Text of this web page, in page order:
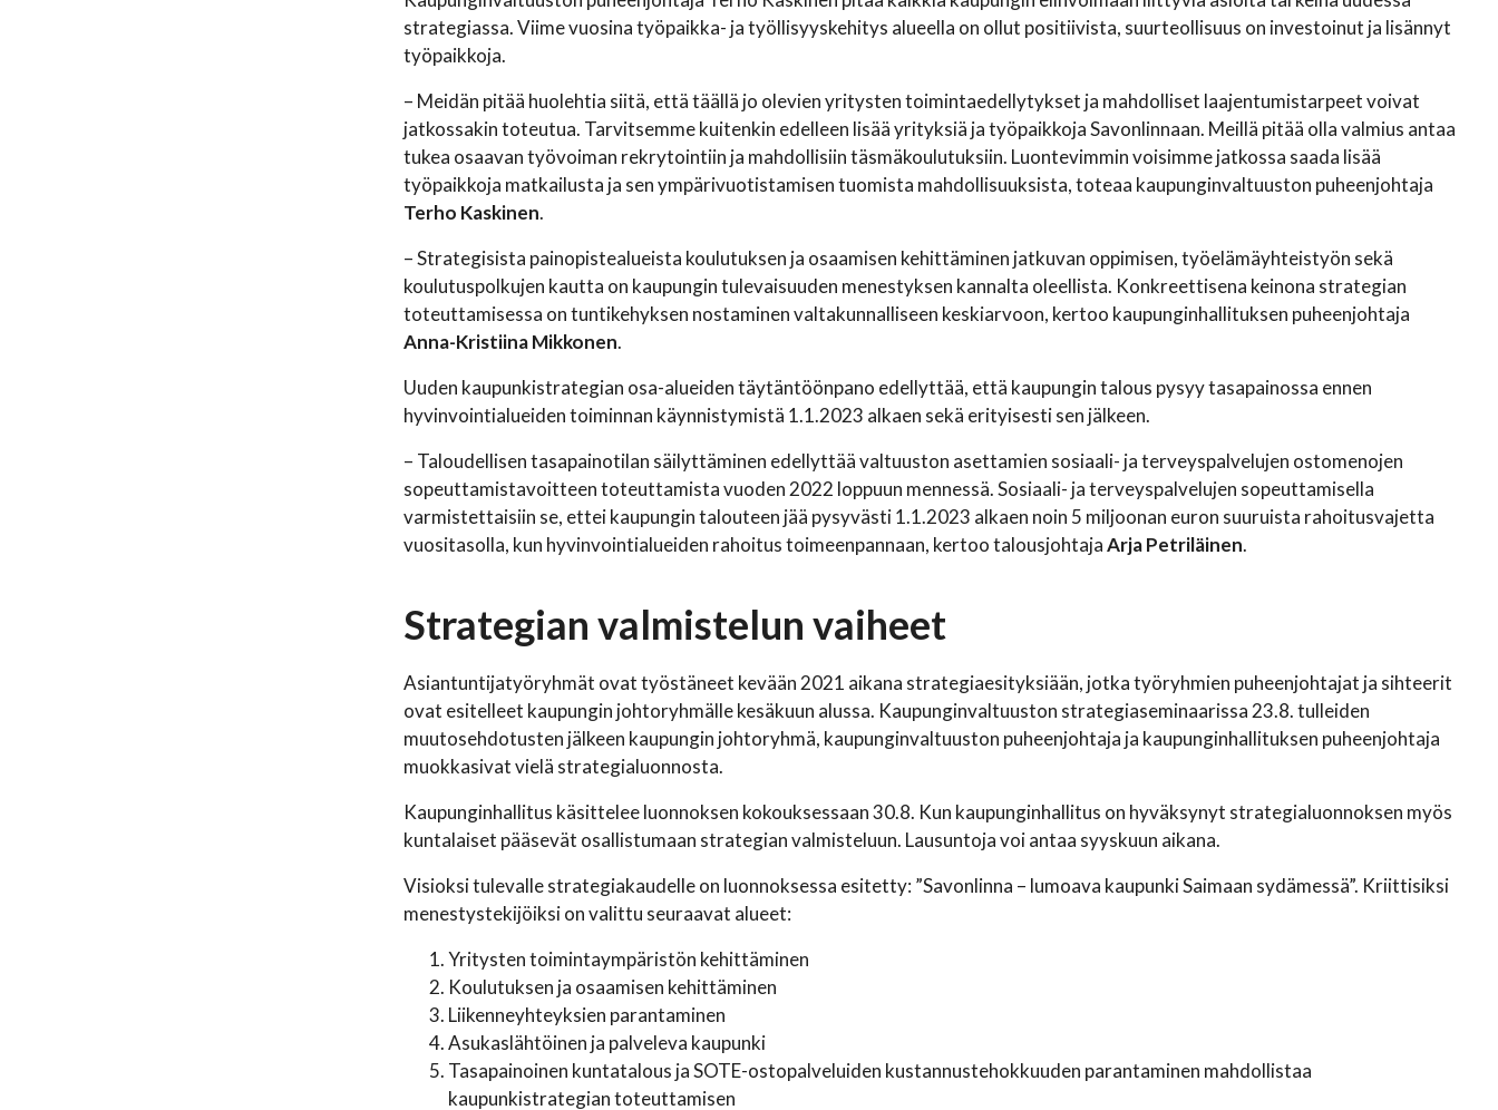
strategiassa. Viime vuosina työpaikka- ja työllisyyskehitys alueella on ollut positiivista, suurteollisuus on investoinut ja lisännyt
työpaikkoja.
– Meidän pitää huolehtia siitä, että täällä jo olevien yritysten toimintaedellytykset ja mahdolliset laajentumistarpeet voivat
jatkossakin toteutua. Tarvitsemme kuitenkin edelleen lisää yrityksiä ja työpaikkoja Savonlinnaan. Meillä pitää olla valmius antaa
tukea osaavan työvoiman rekrytointiin ja mahdollisiin täsmäkoulutuksiin. Luontevimmin voisimme jatkossa saada lisää
työpaikkoja matkailusta ja sen ympärivuotistamisen tuomista mahdollisuuksista, toteaa kaupunginvaltuuston puheenjohtaja
Terho Kaskinen.
– Strategisista painopistealueista koulutuksen ja osaamisen kehittäminen jatkuvan oppimisen, työelämäyhteistyön sekä
koulutuspolkujen kautta on kaupungin tulevaisuuden menestyksen kannalta oleellista. Konkreettisena keinona strategian
toteuttamisessa on tuntikehyksen nostaminen valtakunnalliseen keskiarvoon, kertoo kaupunginhallituksen puheenjohtaja
Anna-Kristiina Mikkonen.
Uuden kaupunkistrategian osa-alueiden täytäntöönpano edellyttää, että kaupungin talous pysyy tasapainossa ennen
hyvinvointialueiden toiminnan käynnistymistä 1.1.2023 alkaen sekä erityisesti sen jälkeen.
– Taloudellisen tasapainotilan säilyttäminen edellyttää valtuuston asettamien sosiaali- ja terveyspalvelujen ostomenojen
sopeuttamistavoitteen toteuttamista vuoden 2022 loppuun mennessä. Sosiaali- ja terveyspalvelujen sopeuttamisella
varmistettaisiin se, ettei kaupungin talouteen jää pysyvästi 1.1.2023 alkaen noin 5 miljoonan euron suuruista rahoitusvajetta
vuositasolla, kun hyvinvointialueiden rahoitus toimeenpannaan, kertoo talousjohtajaArja Petriläinen.
Strategian valmistelun vaiheet
Asiantuntijatyöryhmät ovat työstäneet kevään 2021 aikana strategiaesityksiään, jotka työryhmien puheenjohtajat ja sihteerit
ovat esitelleet kaupungin johtoryhmälle kesäkuun alussa. Kaupunginvaltuuston strategiaseminaarissa 23.8. tulleiden
muutosehdotusten jälkeen kaupungin johtoryhmä, kaupunginvaltuuston puheenjohtaja ja kaupunginhallituksen puheenjohtaja
muokkasivat vielä strategialuonnosta.
Kaupunginhallitus käsittelee luonnoksen kokouksessaan 30.8. Kun kaupunginhallitus on hyväksynyt strategialuonnoksen myös
kuntalaiset pääsevät osallistumaan strategian valmisteluun. Lausuntoja voi antaa syyskuun aikana.
Visioksi tulevalle strategiakaudelle on luonnoksessa esitetty: ”Savonlinna – lumoava kaupunki Saimaan sydämessä”. Kriittisiksi
menestystekijöiksi on valittu seuraavat alueet:
Yritysten toimintaympäristön kehittäminen
Koulutuksen ja osaamisen kehittäminen
Liikenneyhteyksien parantaminen
Asukaslähtöinen ja palveleva kaupunki
Tasapainoinen kuntatalous ja SOTE-ostopalveluiden kustannustehokkuuden parantaminen mahdollistaa
kaupunkistrategian toteuttamisen